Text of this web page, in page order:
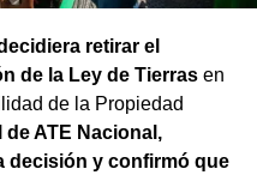
retirar el
de la Ley de Tierrasen
de la Propiedad
ATE Nacional,
decisión y confirmó que